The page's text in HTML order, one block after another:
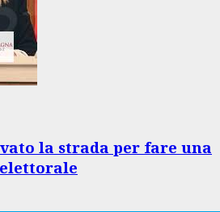
la strada per fare una